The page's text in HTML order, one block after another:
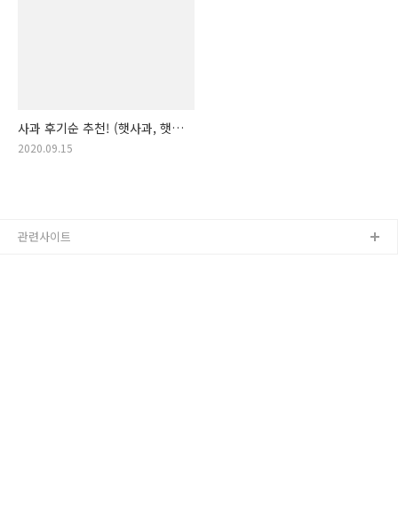
사과 후기순 추천! (햇사과, 햇
사과, 당도선별 사과, 꿀 사과,
2020.09.15
관련사이트